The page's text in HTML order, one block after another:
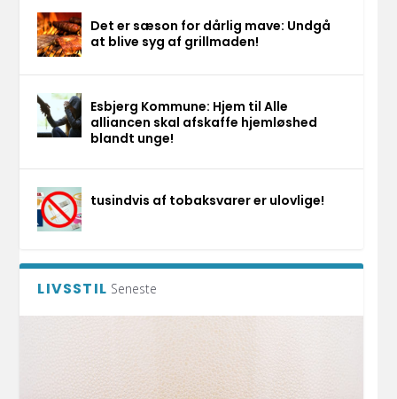
Det er sæson for dårlig mave: Undgå
at blive syg af grillmaden!
Esbjerg Kommune: Hjem til Alle
alliancen skal afskaffe hjemløshed
blandt unge!
tusindvis af tobaksvarer er ulovlige!
LIVSSTIL Seneste